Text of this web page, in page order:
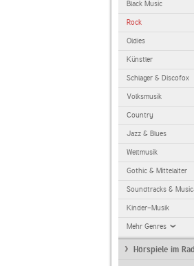
Black Music
Rock
Oldies
Künstler
Schlager & Discofox
Volksmusik
Country
Jazz & Blues
Weltmusik
Gothic & Mittelalter
Soundtracks &
Kinder-Musik
Mehr Genres
Hörspiele im